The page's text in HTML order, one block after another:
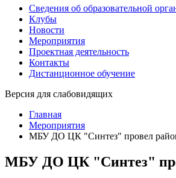
Сведения об образовательной
Клубы
Новости
Мероприятия
Проектная деятельность
Контакты
Дистанционное обучение
Версия для слабовидящих
Главная
Мероприятия
МБУ ДО ЦК "Синтез" провел
МБУ ДО ЦК "Синтез"